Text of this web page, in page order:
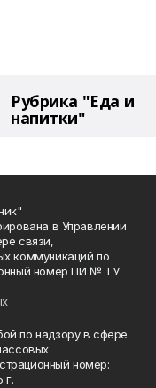
Рубрика "Еда и
напитки"
в Управлении
связи,
коммуникаций по
номер ПИ № ТУ
по надзору в сфере
номер:
г.